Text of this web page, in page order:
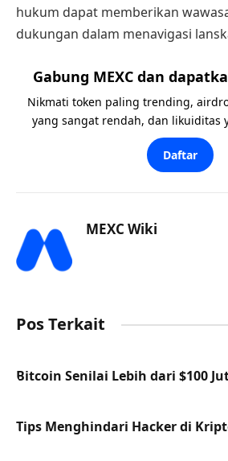
hukum dapat memberikan
dukungan dalam menavigasi
Gabung MEXC dan
Nikmati token paling trending,
yang sangat rendah, dan likuiditas
Daftar
MEXC Wiki
Pos Terkait
Bitcoin Senilai Lebih dari $100
Tips Menghindari Hacker di